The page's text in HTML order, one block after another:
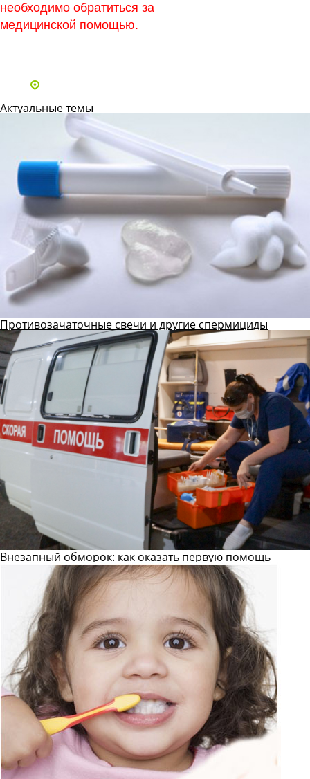
необходимо обратиться за
медицинской помощью.
Актуальные темы
Противозачаточные свечи и другие спермициды
Внезапный обморок: как оказать первую помощь